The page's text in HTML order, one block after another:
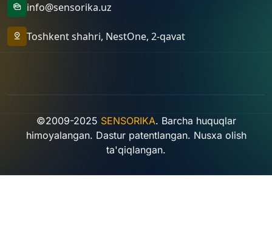
mark_as_unread info@sensorika.uz
pin_drop Toshkent shahri, NestOne, 2-qavat
©2009-2025 SENSORIKA. Barcha huquqlar
himoyalangan. Dastur patentlangan. Nusxa olish
ta'qiqlangan.